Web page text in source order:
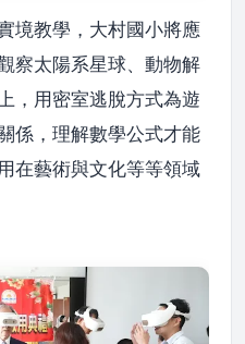
境教學，大村國小將應
察太陽系星球、動物解
，用密室逃脫方式為遊
係，理解數學公式才能
在藝術與文化等等領域